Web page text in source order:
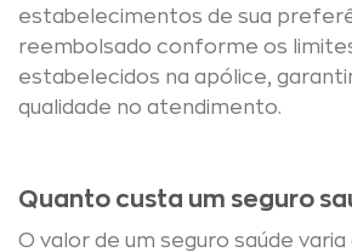
estabelecimentos de sua
reembolsado conforme os
estabelecidos na apólice,
qualidade no atendimento.
Quanto custa um seguro
O valor de um seguro saúde